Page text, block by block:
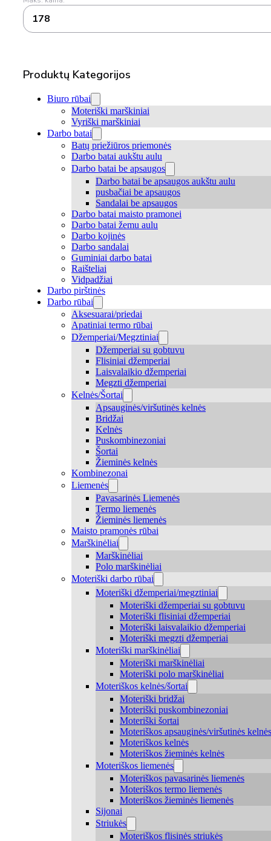
178
Produktų Kategorijos
Biuro rūbai
Moteriški marškiniai
Vyriški marškiniai
Darbo batai
Batų priežiūros priemonės
Darbo batai aukštu aulu
Darbo batai be apsaugos
Darbo batai be apsaugos aukštu aulu
pusbačiai be apsaugos
Sandalai be apsaugos
Darbo batai maisto pramonei
Darbo batai žemu aulu
Darbo kojinės
Darbo sandalai
Guminiai darbo batai
Raišteliai
Vidpadžiai
Darbo pirštinės
Darbo rūbai
Aksesuarai/priedai
Apatiniai termo rūbai
Džemperiai/Megztiniai
Džemperiai su gobtuvu
Flisiniai džemperiai
Laisvalaikio džemperiai
Megzti džemperiai
Kelnės/Šortai
Apsauginės/viršutinės kelnės
Bridžai
Kelnės
Puskombinezoniai
Šortai
Žieminės kelnės
Kombinezonai
Liemenės
Pavasarinės Liemenės
Termo liemenės
Žieminės liemenės
Maisto pramonės rūbai
Marškinėliai
Marškinėliai
Polo marškinėliai
Moteriški darbo rūbai
Moteriški džemperiai/megztiniai
Moteriški džemperiai su gobtuvu
Moteriški flisiniai džemperiai
Moteriški laisvalaikio džemperiai
Moteriški megzti džemperiai
Moteriški marškinėliai
Moteriški marškinėliai
Moteriški polo marškinėliai
Moteriškos kelnės/šortai
Moteriški bridžai
Moteriški puskombinezoniai
Moteriški šortai
Moteriškos apsauginės/viršutinės kelnės
Moteriškos kelnės
Moteriškos žieminės kelnės
Moteriškos liemenės
Moteriškos pavasarinės liemenės
Moteriškos termo liemenės
Moteriškos žieminės liemenės
Sijonai
Striukės
Moteriškos flisinės striukės